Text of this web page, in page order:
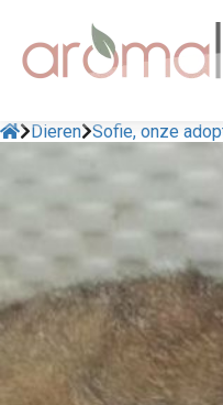
Dieren Sofie, onze